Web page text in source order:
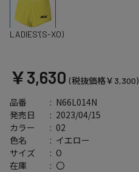
LADIES'(S-XO)
￥3,630 (税抜価格￥3,300)
品番 N66L014N
発売日 2023/04/15
サイズ O
カラー 02
在庫 〇
色名 イエロー